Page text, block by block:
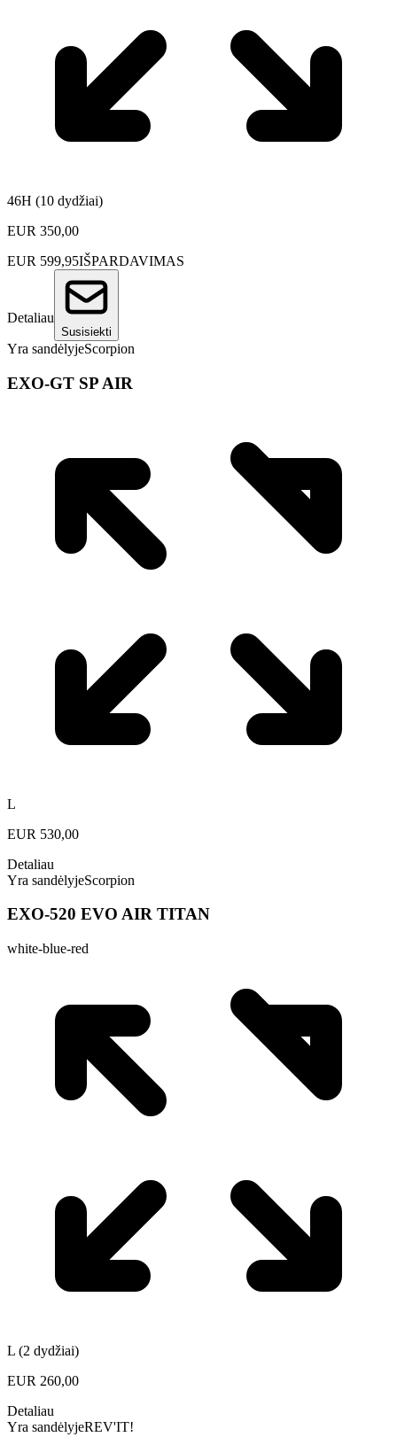
46H (10 dydžiai)
EUR 350,00
EUR 599,95IŠPARDAVIMAS
Detaliau
Susisiekti
Yra sandėlyjeScorpion
EXO-GT SP AIR
L
EUR 530,00
Detaliau
Yra sandėlyjeScorpion
EXO-520 EVO AIR TITAN
white-blue-red
L (2 dydžiai)
EUR 260,00
Detaliau
Yra sandėlyjeREV'IT!